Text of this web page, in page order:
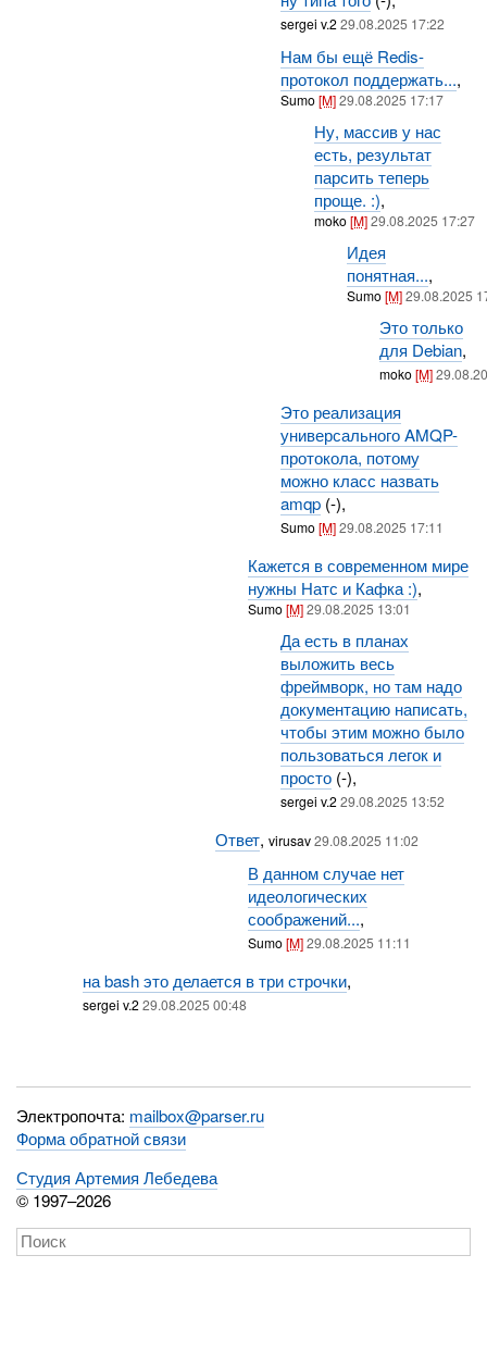
sergei v.229.08.2025 17:22
Нам бы ещё Redis-
протокол поддержать...,
Sumo[M]29.08.2025 17:17
Ну, массив у нас
есть, результат
парсить теперь
проще. :),
moko[M]29.08.2025 17:27
Идея
понятная...,
Sumo[M]29.08.2025
Это только
для Debian,
moko[M]
Это реализация
универсального AMQP-
протокола, потому
можно класс назвать
amqp (-),
Sumo[M]29.08.2025 17:11
Кажется в современном мире
нужны Натс и Кафка :),
Sumo[M]29.08.2025 13:01
Да есть в планах
выложить весь
фреймворк, но там надо
документацию написать,
чтобы этим можно было
пользоваться легок и
просто (-),
sergei v.229.08.2025 13:52
Ответ, virusav29.08.2025 11:02
В данном случае нет
идеологических
соображений...,
Sumo[M]29.08.2025 11:11
на bash это делается в три строчки,
sergei v.229.08.2025 00:48
Электропочта: mailbox@parser.ru
Форма обратной связи
Студия Артемия Лебедева
© 1997–2026